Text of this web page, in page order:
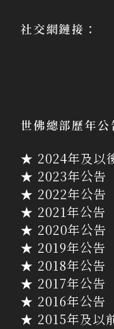
社交網鏈接：
世佛總部歷年公
★ 2024年及以
★ 2023年公告
★ 2022年公告
★ 2021年公告
★ 2020年公告
★ 2019年公告
★ 2018年公告
★ 2017年公告
★ 2016年公告
★ 2015年及以